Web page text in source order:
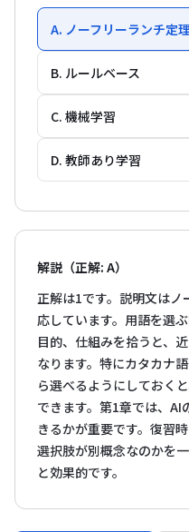
A. ノーフリーランチ定
B. ルールベース
C. 機械学習
D. 教師あり学習
解説（正解: A）
正解は1です。説明文はノ
応しています。用語を選
目的、仕組みを拾うと、
なります。特にカタカナ
ら選べるようにしておく
できます。第1章では、AI
きるかが重要です。復習
選択肢が別概念なのかを
と効果的です。